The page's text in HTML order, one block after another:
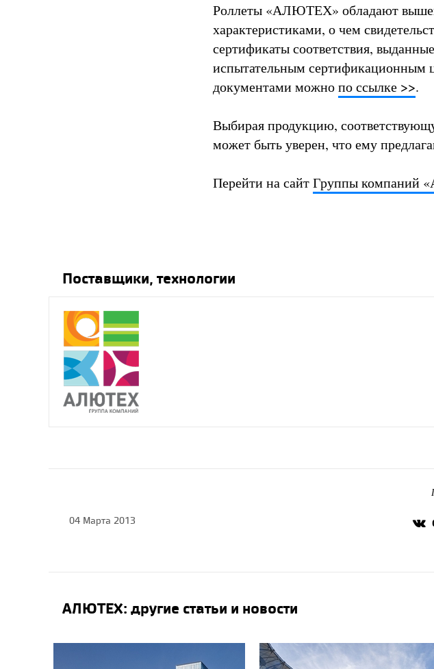
Роллеты «АЛЮТЕХ» обладают
характеристиками, о чем
сертификаты соответствия,
испытательным сертификационным
документами можнопо ссылке >>.
Выбирая продукцию,
может быть уверен, что ему
Перейти на сайтГруппы компаний
Поставщики, технологии
04 Марта 2013
АЛЮТЕХ: другие статьи и новости